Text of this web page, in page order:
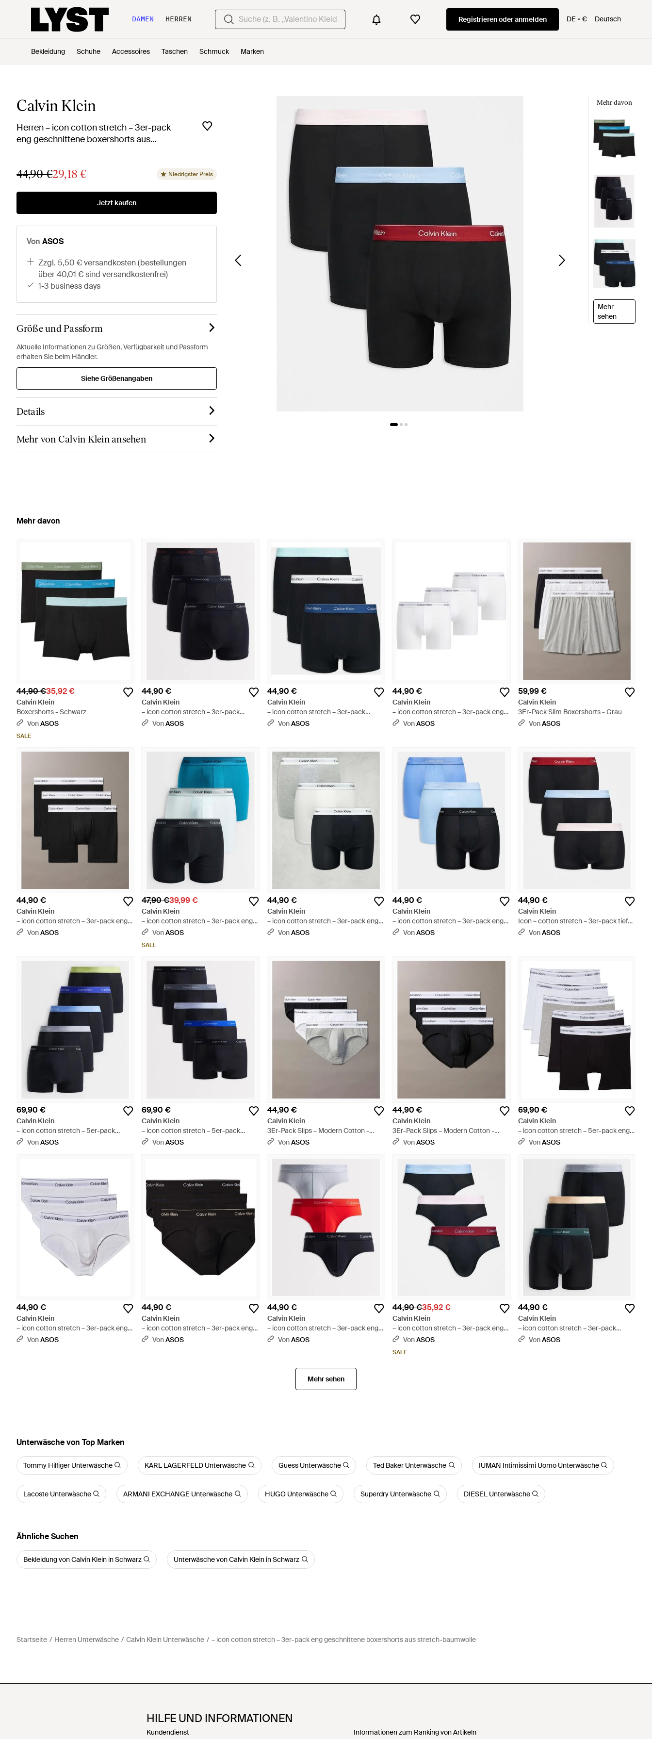
DAMEN HERREN Registrieren oder anmelden DE € Deutsch
Bekleidung Schuhe Accessoires Taschen Schmuck Marken
Calvin Klein
Herren – icon cotton stretch – 3er-pack
eng geschnittene boxershorts aus
44,90 €29,18 € Niedrigster Preis
Jetzt kaufen
Von ASOS
zzgl. 5,50 € versandkosten (bestellungen
über 40,01 € sind versandkostenfrei)
1-3 business days
Größe und Passform
Aktuelle Informationen zu Größen, Verfügbarkeit und Passform
erhalten Sie beim Händler.
Siehe Größenangaben
Details
Mehr von Calvin Klein ansehen
Mehr davon
Mehr
sehen
Mehr davon
44,90 €35,92 €
Calvin Klein
Boxershorts - Schwarz
VonASOS
SALE
44,90 €
Calvin Klein
– icon cotton stretch – 3er-pack
locker geschnittene unterhosen aus
VonASOS
44,90 €
Calvin Klein
– icon cotton stretch – 3er-pack
locker geschnittene unterhosen aus
VonASOS
44,90 €
Calvin Klein
– icon cotton stretch – 3er-pack eng
geschnittene boxershorts - Weiß
VonASOS
59,99 €
Calvin Klein
3Er-Pack Slim Boxershorts - Grau
VonASOS
44,90 €
Calvin Klein
– icon cotton stretch – 3er-pack eng
geschnittene boxershorts - Schwarz
VonASOS
47,90 €39,99 €
Calvin Klein
– icon cotton stretch – 3er-pack eng
geschnittene boxershorts - Blau
VonASOS
SALE
44,90 €
Calvin Klein
– icon cotton stretch – 3er-pack eng
geschnittene boxershorts - Weiß
VonASOS
44,90 €
Calvin Klein
– icon cotton stretch – 3er-pack eng
geschnittene boxershorts - Blau
VonASOS
44,90 €
Calvin Klein
Icon – cotton stretch – 3er-pack tief
sitzende unterhosen aus stretch-
VonASOS
69,90 €
Calvin Klein
– icon cotton stretch – 5er-pack
locker geschnittene unterhosen aus
VonASOS
69,90 €
Calvin Klein
– icon cotton stretch – 5er-pack
locker geschnittene unterhosen aus
VonASOS
44,90 €
Calvin Klein
3Er-Pack Slips – Modern Cotton -
GrauVonASOS
44,90 €
Calvin Klein
3Er-Pack Slips – Modern Cotton -
Schwarz
VonASOS
69,90 €
Calvin Klein
– icon cotton stretch – 5er-pack eng
geschnittene boxershorts - Weiß
VonASOS
44,90 €
Calvin Klein
– icon cotton stretch – 3er-pack eng
geschnittene hüftslips - Weiß
VonASOS
44,90 €
Calvin Klein
– icon cotton stretch – 3er-pack eng
geschnittene hüftslips - Schwarz
VonASOS
44,90 €
Calvin Klein
– icon cotton stretch – 3er-pack eng
geschnittene hüftslips - Rot
VonASOS
44,90 €35,92 €
Calvin Klein
– icon cotton stretch – 3er-pack eng
geschnittene hüftslips - Blau
VonASOS
SALE
44,90 €
Calvin Klein
– icon cotton stretch – 3er-pack
boxershorts - Schwarz
VonASOS
Mehr sehen
Unterwäsche von Top Marken
Tommy Hilfiger Unterwäsche KARL LAGERFELD Unterwäsche Guess Unterwäsche Ted Baker Unterwäsche IUMAN Intimissimi Uomo Unterwäsche
Lacoste Unterwäsche ARMANI EXCHANGE Unterwäsche HUGO Unterwäsche Superdry Unterwäsche DIESEL Unterwäsche
Ähnliche Suchen
Bekleidung von Calvin Klein in Schwarz Unterwäsche von Calvin Klein in Schwarz
Startseite Herren Unterwäsche Calvin Klein Unterwäsche – icon cotton stretch – 3er-pack eng geschnittene boxershorts aus stretch-baumwolle
HILFE UND INFORMATIONEN
Kundendienst Informationen zum Ranking von Artikeln